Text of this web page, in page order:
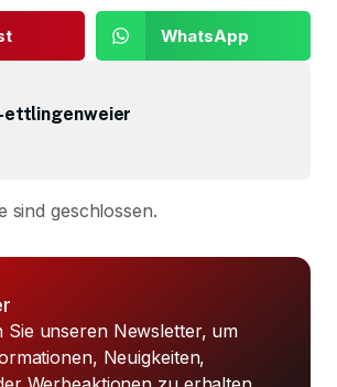
WhatsApp
ettlingenweier
sind geschlossen.
Sie unseren Newsletter, um
Neuigkeiten,